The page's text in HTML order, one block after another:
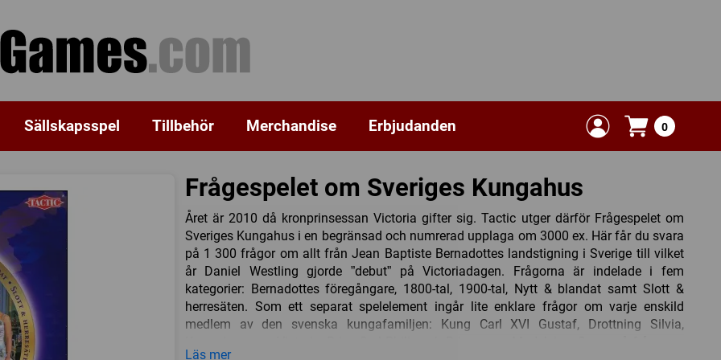
Sällskapsspel Tillbehör Merchandise Erbjudanden 0
Frågespelet om Sveriges Kungahus
Året är 2010 då kronprinsessan Victoria gifter sig. Tactic utger därför Frågespelet om
Sveriges Kungahus i en begränsad och numrerad upplaga om 3000 ex. Här får du svara
på 1 300 frågor om allt från Jean Baptiste Bernadottes landstigning i Sverige till vilket
år Daniel Westling gjorde ”debut” på Victoriadagen. Frågorna är indelade i fem
kategorier: Bernadottes föregångare, 1800-tal, 1900-tal, Nytt & blandat samt Slott &
herresäten. Som ett separat spelelement ingår lite enklare frågor om varje enskild
medlem av den svenska kungafamiljen: Kung Carl XVI Gustaf, Drottning Silvia,
Läs mer